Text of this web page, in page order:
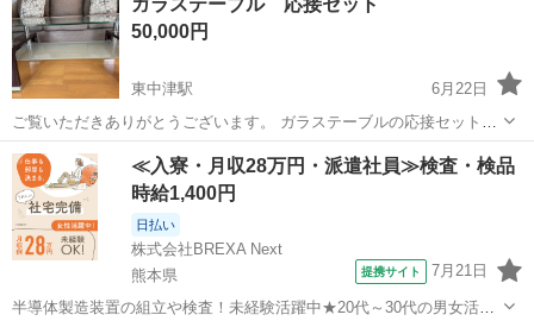
ガラステーブル 応接セット
50,000円
東中津駅
6月22日
ご覧いただきありがとうございます。 ガラステーブルの応接セットと
なります。 ガラステーブル、３人がけソファ、2人がけソファのセッ
トです。 難などは見当たらない様に思います。 重さと大きさがあるの
で自宅まで取りに来ていただける...
大分 中津市 東中津駅 オフィス用家具 ガラス
≪入寮・月収28万円・派遣社員≫検査・検品
時給1,400円
日払い
株式会社BREXA Next
熊本県
提携サイト 7月21日
半導体製造装置の組立や検査！未経験活躍中★20代～30代の男女活躍